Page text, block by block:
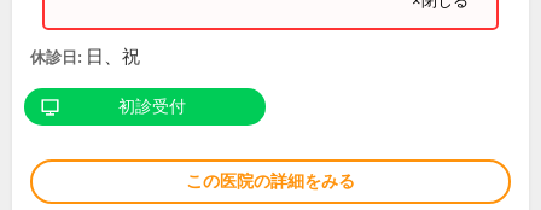
休診日: 日、祝
初診受付
この医院の詳細をみる